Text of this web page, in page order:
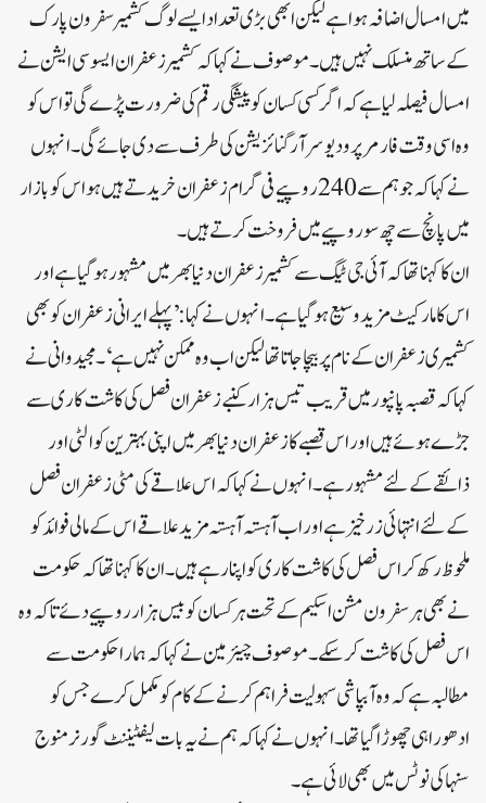
میں امسال اضافہ ہوا ہے لیکن ابھی بڑی تعداد ایسے لوگ کشمیر سفرون پارک
کے ساتھ منسلک نہیں ہیں۔موصوف نے کہا کہ کشمیر زعفران ایسو سی ایشن نے
امسال فیصلہ لیا ہے کہ اگر کسی کسان کو پیشگی رقم کی ضرورت پڑے گی تو اس کو
وہ اسی وقت فارمر پرودیوسر آرگنائزیشن کی طرف سے دی جائے گی۔انہوں
نے کہا کہ جو ہم سے 240 روپیے فی گرام زعفران خریدتے ہیں ہو اس کو بازار
میں پانچ سے چھ سو روپیے میں فروخت کرتے ہیں۔
ان کا کہنا تھا کہ آئی جی ٹیگ سے کشمیر زعفران دنیا بھر میں مشہور ہوگیا ہے اور
اس کا مارکیٹ مزید وسیع ہوگیا ہے۔انہوں نے کہا: ’پہلے ایرانی زعفران کو بھی
کشمیری زعفران کے نام پر بیچا جاتا تھا لیکن اب وہ ممکن نہیں ہے‘۔مجید وانی نے
کہا کہ قصبہ پانپور میں قریب تیس ہزار کنبے زعفران فصل کی کاشت کاری سے
جڑے ہوئے ہیں اور اس قصبے کا زعفران دنیا بھر میں اپنی بہترین کوالٹی اور
ذائقے کے لئے مشہور ہے۔انہوں نے کہا کہ اس علاقے کی مٹی زعفران فصل
کے لئے انتہائی زرخیز ہے اور اب آہستہ آہستہ مزید علاقے اس کے مالی فوائد کو
ملحوظ رکھ کر اس فصل کی کاشت کاری کو اپنا رہے ہیں۔ان کا کہنا تھا کہ حکومت
نے بھی ہرسفرون مشن اسکیم کے تحت ہر کسان کو بیس ہزار روپیے دئے تاکہ وہ
اس فصل کی کاشت کر سکے۔موصوف چیئرمین نے کہا کہ ہمارا حکومت سے
مطالبہ ہے کہ وہ آبپاشی سہولیت فراہم کرنے کے کام کو مکمل کرے جس کو
ادھورا ہی چھوڑا گیا تھا۔انہوں نے کہا کہ ہم نے یہ بات لیفٹیننٹ گورنر منوج
سنہا کی نوٹس میں بھی لائی ہے۔